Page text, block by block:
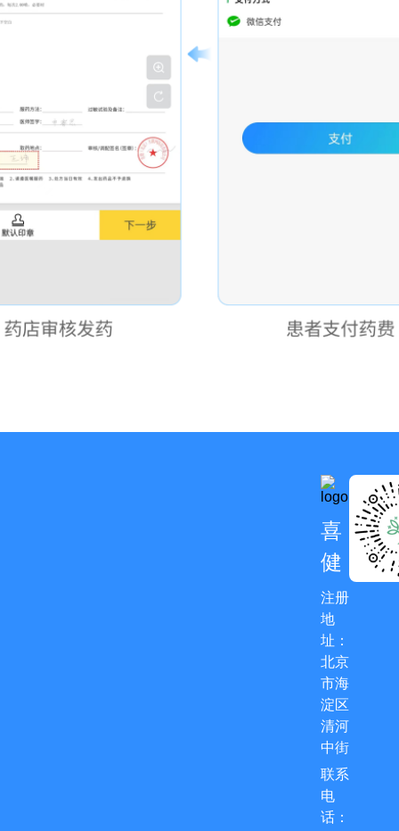
喜
健
注册
地
址：
北京
市海
淀区
清河
中街
联系
电
话：